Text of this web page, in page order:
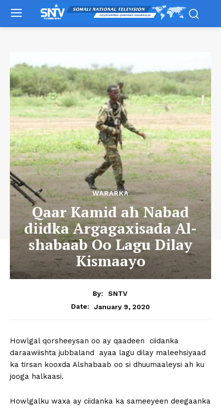
WARARKA
Qaar Kamid ah Nabad
diidka Argagaxisada Al-
shabaab Oo Lagu Dilay
Kismaayo
By:
SNTV
Date:
January 9, 2020
Howlgal qorsheeysan oo ay qaadeen ciidanka
daraawiishta jubbaland ayaa lagu dilay maleehsiyaad
ka tirsan kooxda Alshabaab oo si dhuumaaleysi ah ku
jooga halkaasi.
Howlgalku waxa ay ciidanka ka sameeyeen deegaanka